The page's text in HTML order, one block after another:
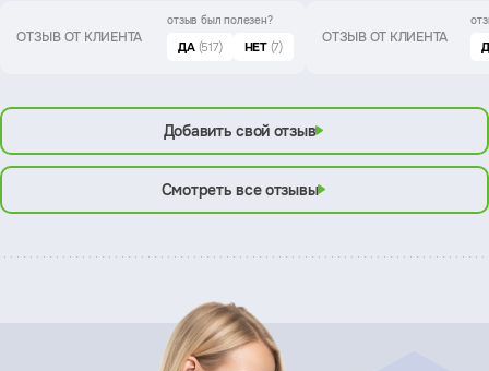
ОТЗЫВ ОТ КЛИЕНТА
отзыв был полезен?
ДА (517) НЕТ (7)
ОТЗЫВ ОТ КЛИЕНТА
Добавить свой отзыв
Смотреть все отзывы